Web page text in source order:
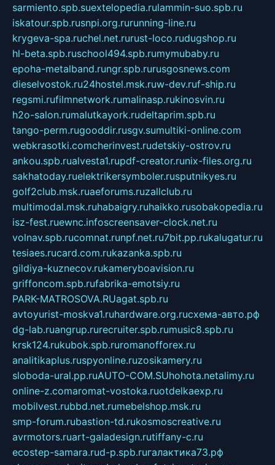
sarmiento.spb.suextelopedia.rulammin-suo.spb.ru
iskatour.spb.rusnpi.org.rurunning-line.ru
krygeva-spa.ruchel.net.rurust-loco.rudugshop.ru
hl-beta.spb.ruschool494.spb.rumymubaby.ru
epoha-metalband.rungr.spb.rurusgosnews.com
dieselvostok.ru24hostel.msk.ruw-dev.ruf-ship.ru
regsmi.rufilmnetwork.rumalinasp.rukinosvin.ru
h2o-salon.rumalutkayork.rudeltaprim.spb.ru
tango-perm.rugooddir.rusgv.sumultiki-online.com
webkrasotki.comcherinvest.rudetskiy-ostrov.ru
ankou.spb.rualvesta1.rupdf-creator.runix-files.org.ru
sakhatoday.ruelektrikersymboler.rusputnikyes.ru
golf2club.msk.ruaeforums.ruzallclub.ru
multimodal.msk.ruhabaigry.ruhaikko.rusobakopedia.ru
isz-fest.ruewnc.infoscreensaver-clock.net.ru
volnav.spb.rucomnat.runpf.net.ru7bit.pp.rukalugatur.ru
tesiaes.rucard.com.rukazanka.spb.ru
gildiya-kuznecov.rukameryboavision.ru
griffoncom.spb.rufabrika-emotsiy.ru
PARK-MATROSOVA.RUagat.spb.ru
avtoyurist-moskva1.ruhardware.org.ruсхема-авто.рф
dg-lab.ruangrup.rurecruiter.spb.rumusic8.spb.ru
krsk124.rukubok.spb.ruromanofforex.ru
analitikaplus.ruspyonline.ruzosikamery.ru
sloboda-ural.pp.ruAUTO-COM.SUhohota.netalimy.ru
online-z.comaromat-vostoka.ruotdelkaexp.ru
mobilvest.rubbd.net.rumebelshop.msk.ru
smp-forum.rubastion-td.rukosmoscreative.ru
avrmotors.ruart-galadesign.rutiffany-c.ru
ecostep-samara.rud-p.spb.ruгалактика73.рф